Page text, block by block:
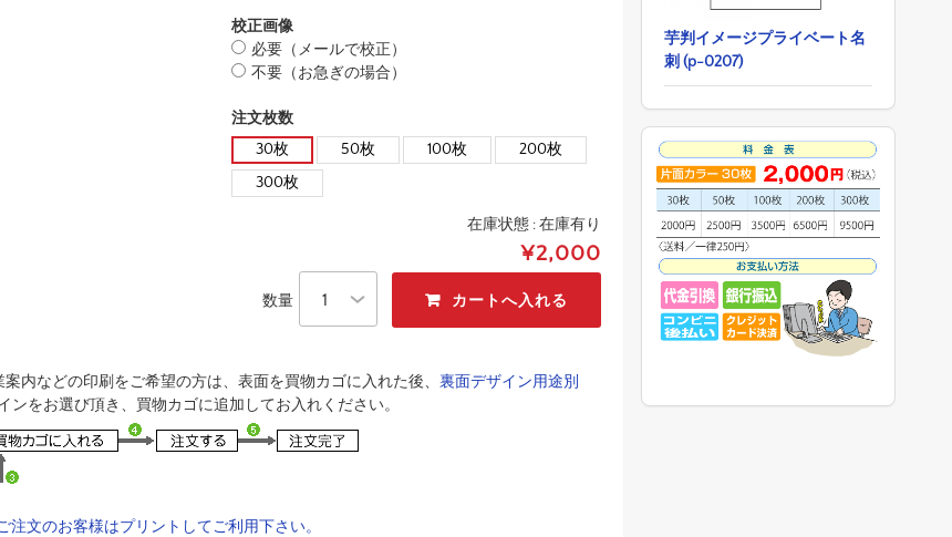
校正画像
必要（メールで校正）
不要（お急ぎの場合）
注文枚数
30枚
50枚 100枚
200枚
300枚
在庫状態 :在庫有り
¥2,000
数量
内などの印刷をご希望の方は、表面を買物カゴに入れた後、 裏面デザイン用途別
ンをお選び頂き、買物カゴに追加してお入れください。
注文のお客様はプリントしてご利用下さい。
芋判イメージプライベート名
刺 (p-0207)